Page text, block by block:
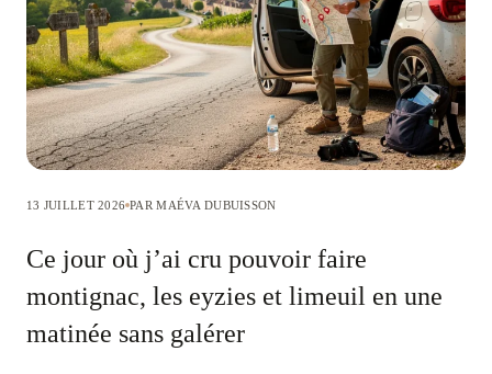
13 JUILLET 2026 PAR MAÉVA DUBUISSON
Ce jour où j’ai cru pouvoir faire
montignac, les eyzies et limeuil en une
matinée sans galérer